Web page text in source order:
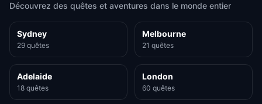
Découvrez des quêtes et aventures dans le monde entier
Sydney
29 quêtes
Melbourne
21 quêtes
Adelaide
18 quêtes
London
60 quêtes